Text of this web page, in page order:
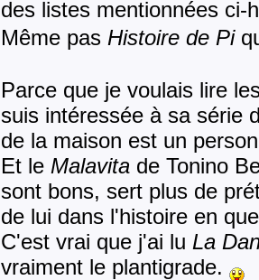
des listes mentionnées ci-
Même pas Histoire de Pi
Parce que je voulais lire
suis intéressée à sa série
de la maison est un
Et le Malavita de Tonino
sont bons, sert plus de
de lui dans l'histoire en
C'est vrai que j'ai lu La
vraiment le plantigrade.